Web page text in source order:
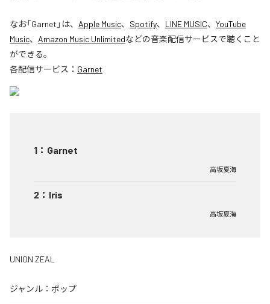
なお「Garnet 」は、 Apple Music、 Spotify、 LINE MUSIC、 YouTube
Music、 Amazon Music Unlimitedなどの音楽配信サービスで聴くこと
ができる。
各配信サービス： Garnet
1 ： Garnet
高坂夏海
2 ： Iris
高坂夏海
UNION ZEAL
ジャンル： ポップ